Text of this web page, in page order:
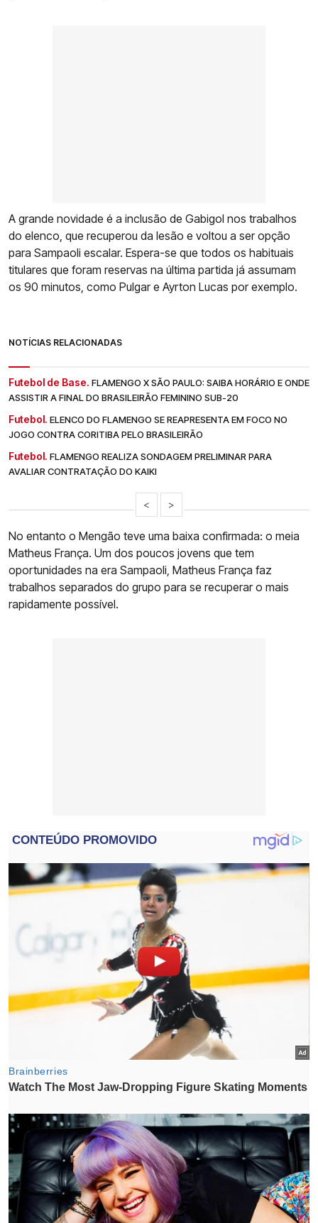
A grande novidade é a inclusão de Gabigol nos trabalhos
do elenco, que recuperou da lesão e voltou a ser opção
para Sampaoli escalar. Espera-se que todos os habituais
titulares que foram reservas na última partida já assumam
os 90 minutos, como Pulgar e Ayrton Lucas por exemplo.
NOTÍCIAS RELACIONADAS
Futebol de Base. FLAMENGO X SÃO PAULO: SAIBA HORÁRIO E ONDE
ASSISTIR A FINAL DO BRASILEIRÃO FEMININO SUB-20
Futebol. ELENCO DO FLAMENGO SE REAPRESENTA EM FOCO NO
JOGO CONTRA CORITIBA PELO BRASILEIRÃO
Futebol. FLAMENGO REALIZA SONDAGEM PRELIMINAR PARA
AVALIAR CONTRATAÇÃO DO KAIKI
< >
No entanto o Mengão teve uma baixa confirmada: o meia
Matheus França. Um dos poucos jovens que tem
oportunidades na era Sampaoli, Matheus França faz
trabalhos separados do grupo para se recuperar o mais
rapidamente possível.